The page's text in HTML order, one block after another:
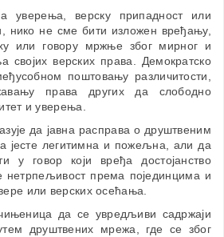
уверења, верску припадност или
нико не сме бити изложен вређању,
или говору мржње због мирног и
својих верских права. Демократско
поштовању различитости,
права других да слободно
и уверења.
да јавна расправа о друштвеним
јесте легитимна и пожељна, али да
у говор који вређа достојанство
нетрпељивост према појединцима и
или верских осећања.
да се увредљиви садржаји
друштвених мрежа, где се због